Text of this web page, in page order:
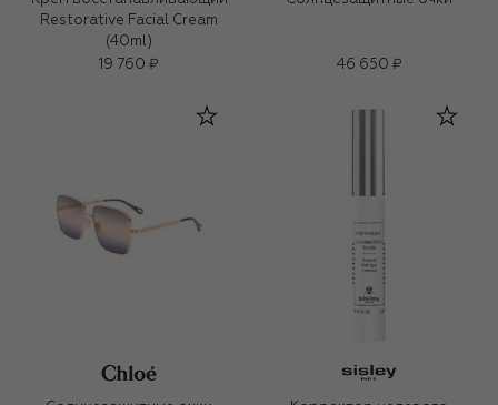
Restorative Facial Cream
(40ml)
19 760 ₽
46 650 ₽